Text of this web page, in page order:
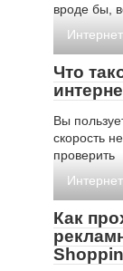
вроде бы,
Интернет
Что
Вы
скорость
проверить
Интернет
Как